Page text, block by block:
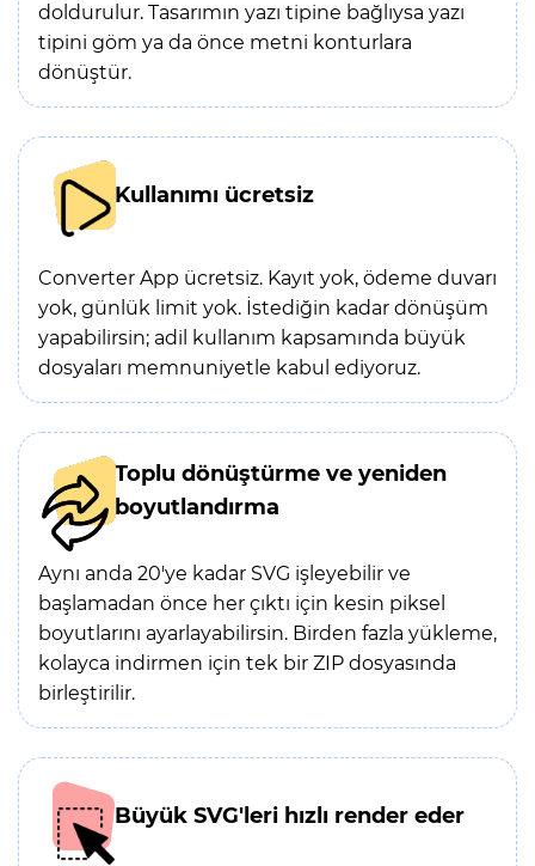
doldurulur. Tasarımın yazı tipine bağlıysa yazı
tipini göm ya da önce metni konturlara
dönüştür.
Kullanımı ücretsiz
Converter App ücretsiz. Kayıt yok, ödeme duvarı
yok, günlük limit yok. İstediğin kadar dönüşüm
yapabilirsin; adil kullanım kapsamında büyük
dosyaları memnuniyetle kabul ediyoruz.
Toplu dönüştürme ve yeniden
boyutlandırma
Aynı anda 20'ye kadar SVG işleyebilir ve
başlamadan önce her çıktı için kesin piksel
boyutlarını ayarlayabilirsin. Birden fazla yükleme,
kolayca indirmen için tek bir ZIP dosyasında
birleştirilir.
Büyük SVG'leri hızlı render eder